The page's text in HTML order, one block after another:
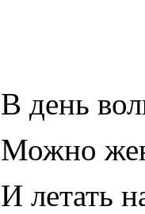
В день
Можно
И летать